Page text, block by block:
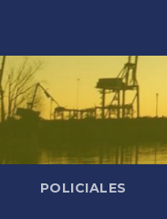
POLICIALES